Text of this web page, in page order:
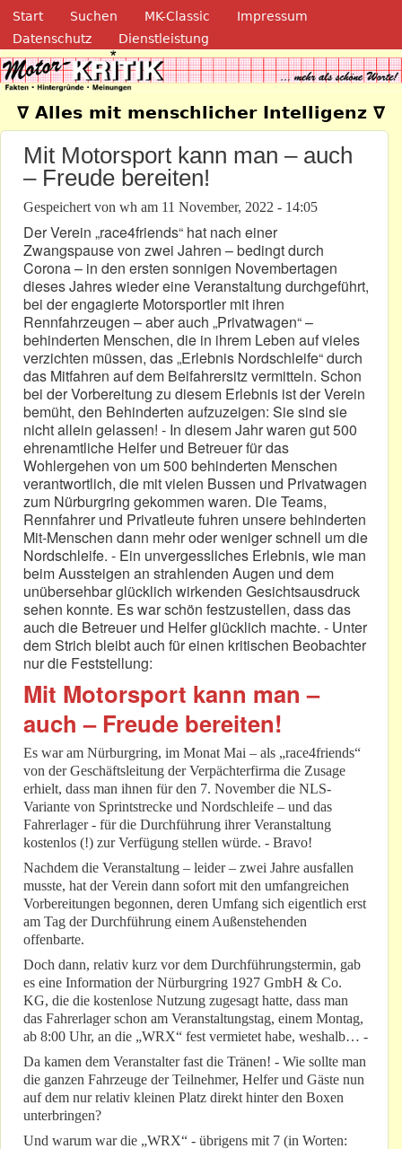
Direkt zum Inhalt
Navigation
Start Suchen MK-Classic
Impressum
Datenschutz
Dienstleistung
Motor-Kritik.de
∇ Alles mit menschlicher Intelligenz ∇
Mit Motorsport kann man – auch
– Freude bereiten!
Gespeichert von wh am 11 November, 2022 - 14:05
Der Verein „race4friends“ hat nach einer
Zwangspause von zwei Jahren – bedingt durch
Corona – in den ersten sonnigen Novembertagen
dieses Jahres wieder eine Veranstaltung durchgeführt,
bei der engagierte Motorsportler mit ihren
Rennfahrzeugen – aber auch „Privatwagen“ –
behinderten Menschen, die in ihrem Leben auf vieles
verzichten müssen, das „Erlebnis Nordschleife“ durch
das Mitfahren auf dem Beifahrersitz vermitteln. Schon
bei der Vorbereitung zu diesem Erlebnis ist der Verein
bemüht, den Behinderten aufzuzeigen: Sie sind sie
nicht allein gelassen! - In diesem Jahr waren gut 500
ehrenamtliche Helfer und Betreuer für das
Wohlergehen von um 500 behinderten Menschen
verantwortlich, die mit vielen Bussen und Privatwagen
zum Nürburgring gekommen waren. Die Teams,
Rennfahrer und Privatleute fuhren unsere behinderten
Mit-Menschen dann mehr oder weniger schnell um die
Nordschleife. - Ein unvergessliches Erlebnis, wie man
beim Aussteigen an strahlenden Augen und dem
unübersehbar glücklich wirkenden Gesichtsausdruck
sehen konnte. Es war schön festzustellen, dass das
auch die Betreuer und Helfer glücklich machte. - Unter
dem Strich bleibt auch für einen kritischen Beobachter
nur die Feststellung:
Mit Motorsport kann man –
auch – Freude bereiten!
Es war am Nürburgring, im Monat Mai – als „race4friends“
von der Geschäftsleitung der Verpächterfirma die Zusage
erhielt, dass man ihnen für den 7. November die NLS-
Variante von Sprintstrecke und Nordschleife – und das
Fahrerlager - für die Durchführung ihrer Veranstaltung
kostenlos (!) zur Verfügung stellen würde. - Bravo!
Nachdem die Veranstaltung – leider – zwei Jahre ausfallen
musste, hat der Verein dann sofort mit den umfangreichen
Vorbereitungen begonnen, deren Umfang sich eigentlich erst
am Tag der Durchführung einem Außenstehenden
offenbarte.
Doch dann, relativ kurz vor dem Durchführungstermin, gab
es eine Information der Nürburgring 1927 GmbH & Co.
KG, die die kostenlose Nutzung zugesagt hatte, dass man
das Fahrerlager schon am Veranstaltungstag, einem Montag,
ab 8:00 Uhr, an die „WRX“ fest vermietet habe, weshalb… -
Da kamen dem Veranstalter fast die Tränen! - Wie sollte man
die ganzen Fahrzeuge der Teilnehmer, Helfer und Gäste nun
auf dem nur relativ kleinen Platz direkt hinter den Boxen
unterbringen?
Und warum war die „WRX“ - übrigens mit 7 (in Worten: